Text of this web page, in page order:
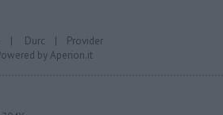
| Durc | Provider
byAperion.it